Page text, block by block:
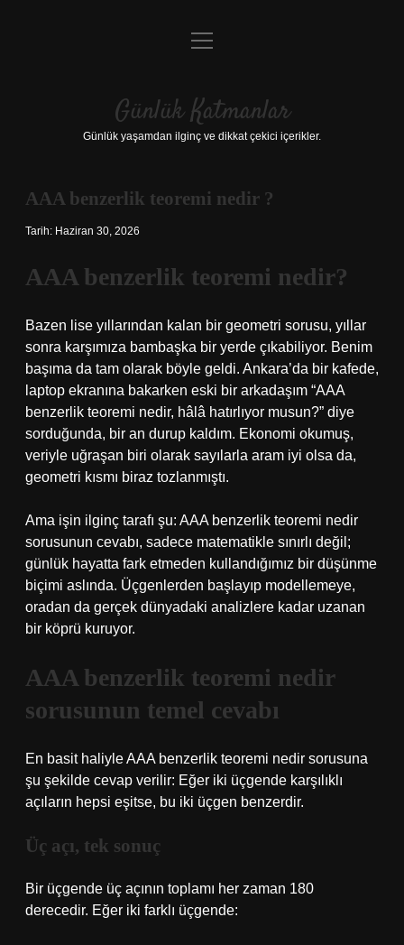
Anasayfa
Yasal Uyarı
menüyü
Günlük Katmanlar
Günlük yaşamdan ilginç ve dikkat çekici içerikler.
AAA benzerlik teoremi nedir ?
Tarih: Haziran 30, 2026
AAA benzerlik teoremi nedir?
Bazen lise yıllarından kalan bir geometri sorusu, yıllar
sonra karşımıza bambaşka bir yerde çıkabiliyor. Benim
başıma da tam olarak böyle geldi. Ankara’da bir kafede,
laptop ekranına bakarken eski bir arkadaşım “AAA
benzerlik teoremi nedir, hâlâ hatırlıyor musun?” diye
sorduğunda, bir an durup kaldım. Ekonomi okumuş,
veriyle uğraşan biri olarak sayılarla aram iyi olsa da,
geometri kısmı biraz tozlanmıştı.
Ama işin ilginç tarafı şu: AAA benzerlik teoremi nedir
sorusunun cevabı, sadece matematikle sınırlı değil;
günlük hayatta fark etmeden kullandığımız bir düşünme
biçimi aslında. Üçgenlerden başlayıp modellemeye,
oradan da gerçek dünyadaki analizlere kadar uzanan
bir köprü kuruyor.
AAA benzerlik teoremi nedir
sorusunun temel cevabı
En basit haliyle AAA benzerlik teoremi nedir sorusuna
şu şekilde cevap verilir: Eğer iki üçgende karşılıklı
açıların hepsi eşitse, bu iki üçgen benzerdir.
Üç açı, tek sonuç
Bir üçgende üç açının toplamı her zaman 180
derecedir. Eğer iki farklı üçgende: